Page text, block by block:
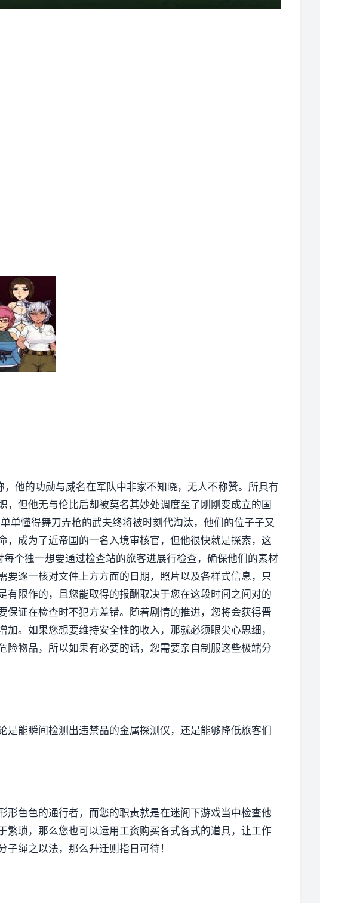
他的功勋与威名在军队中非家不知晓，无人不称赞。所具有
但他无与伦比后却被莫名其妙处调度至了刚刚变成立的国
单懂得舞刀弄枪的武夫终将被时刻代淘汰，他们的位子子又
成为了近帝国的一名入境审核官，但他很快就是探索，这
个独一想要通过检查站的旅客进展行检查，确保他们的素材
逐一核对文件上方方面的日期，照片以及各样式信息，只
限作的，且您能取得的报酬取决于您在这段时间之间对的
证在检查时不犯方差错。随着剧情的推进，您将会获得晋
。如果您想要维持安全性的收入，那就必须眼尖心思细，
物品，所以如果有必要的话，您需要亲自制服这些极端分
能瞬间检测出违禁品的金属探测仪，还是能够降低旅客们
色色的通行者，而您的职责就是在迷阁下游戏当中检查他
琐，那么您也可以运用工资购买各式各式的道具，让工作
绳之以法，那么升迁则指日可待！